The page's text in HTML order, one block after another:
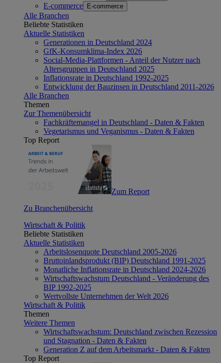
E-commerce E-commerce
Alle Branchen
Beliebte Statistiken
Aktuelle Statistiken
Generationen in Deutschland 2024
GfK-Konsumklima-Index 2026
Social-Media-Plattformen - Anteil der Nutzer nach
Altersgruppen in Deutschland 2025
Inflationsrate in Deutschland 1992-2025
Entwicklung der Bauzinsen in Deutschland 2011-2026
Alle Branchen
Themen
Zur Themenübersicht
Fachkräftemangel in Deutschland - Daten & Fakten
Vegetarismus und Veganismus - Daten & Fakten
Top Report
Zum Report
Zu Branchenübersicht
Wirtschaft & Politik
Beliebte Statistiken
Aktuelle Statistiken
Arbeitslosenquote Deutschland 2005-2026
Bruttoinlandsprodukt (BIP) Deutschland 1991-2025
Monatliche Inflationsrate in Deutschland 2024-2026
Wirtschaftswachstum Deutschland - Veränderung des
BIP 1992-2025
Wertvollste Unternehmen der Welt 2026
Wirtschaft & Politik
Themen
Weitere Themen
Wirtschaftswachstum: Deutschland zwischen Rezession
und Stagnation - Daten & Fakten
Generation Z auf dem Arbeitsmarkt - Daten & Fakten
Top Report